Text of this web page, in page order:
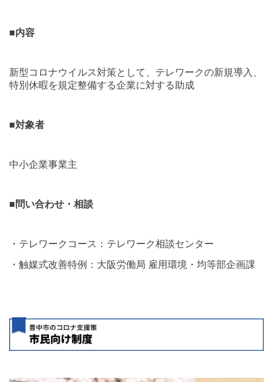
■内容
新型コロナウイルス対策として、テレワークの新規導入、
特別休暇を規定整備する企業に対する助成
■対象者
中小企業事業主
■問い合わせ・相談
・テレワークコース：テレワーク相談センター
・触媒式改善特例：大阪労働局 雇用環境・均等部企画課